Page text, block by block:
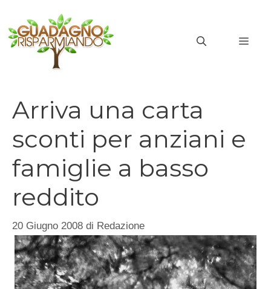
contenuto
Arriva una carta
sconti per anziani e
famiglie a basso
reddito
20 Giugno 2008 di Redazione